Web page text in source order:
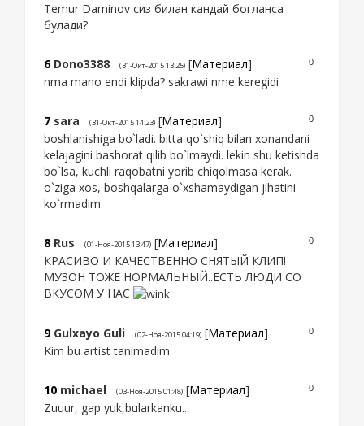
Temur Daminov сиз билан кандай богланса
булади?
0
6 Dono3388 (31-Окт-2015 13:25) [Материал]
nma mano endi klipda? sakrawi nme keregidi
0
7 sara (31-Окт-2015 14:23) [Материал]
boshlanishiga bo`ladi. bitta qo`shiq bilan xonandani
kelajagini bashorat qilib bo`lmaydi. lekin shu ketishda
bo`lsa, kuchli raqobatni yorib chiqolmasa kerak.
o`ziga xos, boshqalarga o`xshamaydigan jihatini
ko`rmadim
0
8 Rus (01-Ноя-2015 13:47) [Материал]
КРАСИВО И КАЧЕСТВЕННО СНЯТЫЙ КЛИП!
МУЗОН ТОЖЕ НОРМАЛЬНЫЙ..ЕСТЬ ЛЮДИ СО
ВКУСОМ У НАС
0
9 Gulxayo Guli (02-Ноя-2015 04:19) [Материал]
Kim bu artist tanimadim
0
10 michael (03-Ноя-2015 01:48) [Материал]
Zuuur, gap yuk,bularkanku...